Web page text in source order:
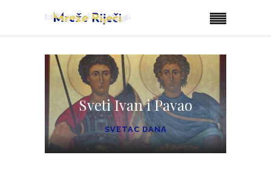
Sveti Ivan i Pavao
SVETAC DANA